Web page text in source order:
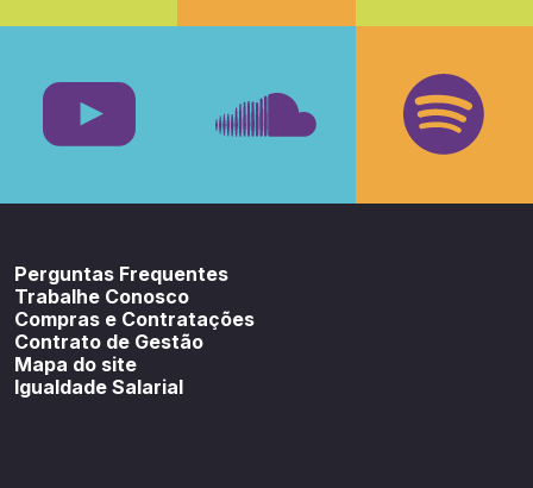
Facebook
Perguntas Frequentes
Trabalhe Conosco
Compras e Contratações
Contrato de Gestão
Mapa do site
Igualdade Salarial